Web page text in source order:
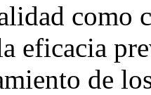
como
eficacia
de